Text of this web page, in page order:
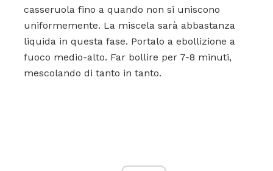
casseruola fino a quando non si uniscono
uniformemente. La miscela sarà abbastanza
liquida in questa fase. Portalo a ebollizione a
fuoco medio-alto. Far bollire per 7-8 minuti,
mescolando di tanto in tanto.